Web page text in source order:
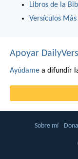
Libros de la
Versículos
Apoyar
Ayúdame a difundir
Sobre mí